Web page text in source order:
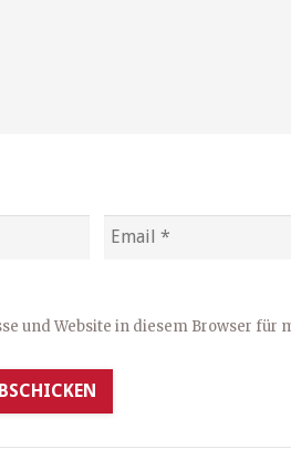
und Website in diesem Browser